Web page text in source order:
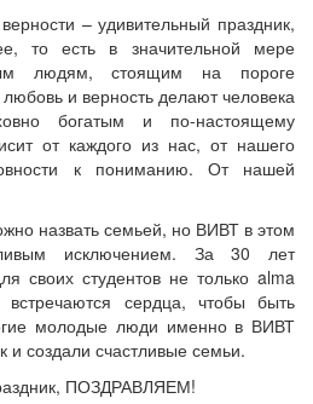
– удивительный праздник,
то есть в значительной мере
людям, стоящим на пороге
и верность делают человека
богатым и по-настоящему
от каждого из нас, от нашего
к пониманию. От нашей
назвать семьей, но ВИВТ в этом
исключением. За 30 лет
своих студентов не только alma
сердца, чтобы быть
молодые люди именно в ВИВТ
и создали счастливые семьи.
ПОЗДРАВЛЯЕМ!